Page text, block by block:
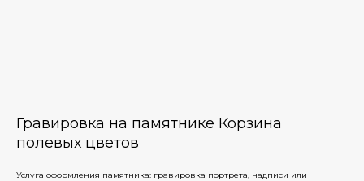
Гравировка на памятнике Корзина
полевых цветов
Услуга оформления памятника: гравировка портрета, надписи или